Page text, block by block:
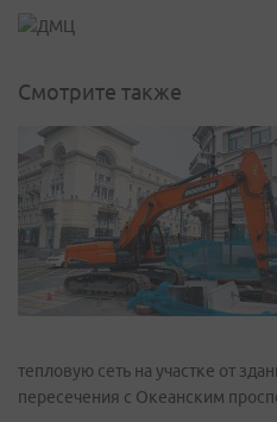
Смотрите также
тепловую сеть на участке от
пересечения с Океанским